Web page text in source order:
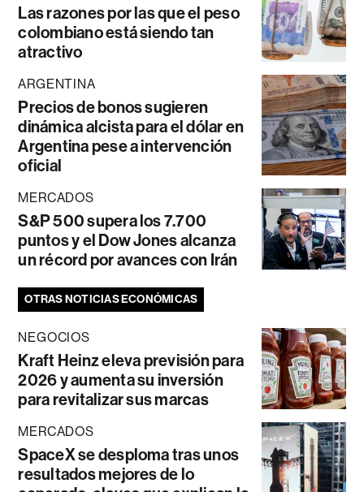
Las razones por las que el peso
colombiano está siendo tan
atractivo
ARGENTINA
Precios de bonos sugieren
dinámica alcista para el dólar en
Argentina pese a intervención
oficial
MERCADOS
S&P 500 supera los 7.700
puntos y el Dow Jones alcanza
un récord por avances con Irán
OTRAS NOTICIAS ECONÓMICAS
NEGOCIOS
Kraft Heinz eleva previsión para
2026 y aumenta su inversión
para revitalizar sus marcas
MERCADOS
SpaceX se desploma tras unos
resultados mejores de lo